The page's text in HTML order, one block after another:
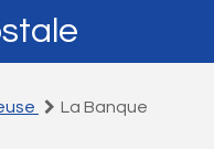
La Banque